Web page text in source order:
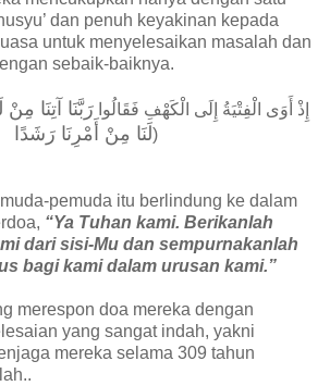
dan penuh keyakinan kepada
untuk menyelesaikan masalah dan
sebaik-baiknya.
(إِذْ أَوَى الْفِتْيَةُ إِلَى الْكَهْفِ فَقَالُوارَبَّنَا آتِنَا
لَنَا مِنْ أَمْرِنَا رَشَدًا)
pemuda itu berlindung ke dalam
“Ya Tuhan kami. Berikanlah
dari sisi-Mu dan sempurnakanlah
bagi kami dalam urusan kami.”
merespon doa mereka dengan
yang sangat indah, yakni
mereka selama 309 tahun